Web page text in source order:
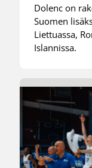
Dolenc on
Suomen
Liettuassa,
Islannissa.